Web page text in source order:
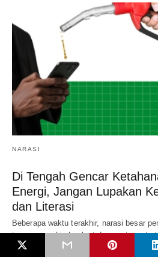
NARASI
Di Tengah Gencar
Energi, Jangan Lupakan
dan Literasi
Beberapa waktu terakhir, narasi besar
terasa semakin konkret dengan tema
3 bulan ago